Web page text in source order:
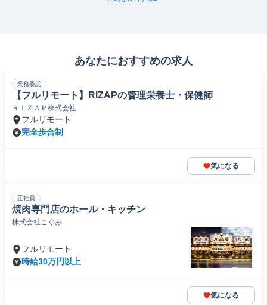
あなたにおすすめの求人
業務委託
【フルリモート】RIZAPの管理栄養士・保健師
ＲＩＺＡＰ株式会社
フルリモート
完全歩合制
気になる
正社員
焼肉専門店のホール・キッチン
株式会社こぐみ
フルリモート
時給30万円以上
気になる